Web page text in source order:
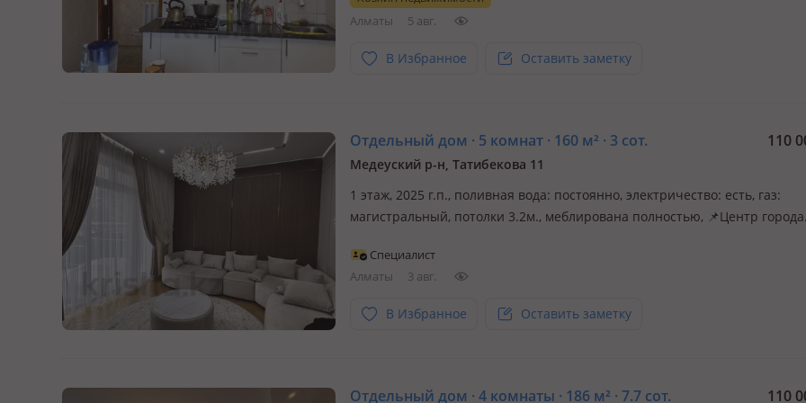
в…
Алматы
5 авг.
В Избранное Оставить заметку
Отдельный дом · 5 комнат · 160 м² · 3 сот. 110
Медеуский р-н, Татибекова 11
1 этаж, 2025 г.п., поливная вода: постоянно, электричество: есть, газ:
магистральный, потолки 3.2м., меблирована полностью, 📌Центр
Отличный ремонт. 📌Все трендовые строй материалы использованы.
мебель и техника ост…
Специалист
Алматы
3 авг.
В Избранное Оставить заметку
Отдельный дом · 4 комнаты · 186 м² · 7.7 сот. 110